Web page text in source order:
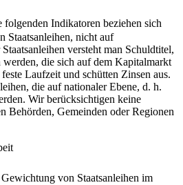
folgenden Indikatoren beziehen sich
Staatsanleihen, nicht auf
versteht man Schuldtitel,
werden, die sich auf dem Kapitalmarkt
Laufzeit und schütten Zinsen aus.
die auf nationaler Ebene, d. h.
Wir berücksichtigen keine
Behörden, Gemeinden oder Regionen
von Staatsanleihen im